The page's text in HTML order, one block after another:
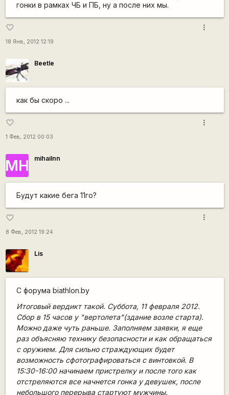
гонки в рамках ЧБ и ПБ, ну а после них мы.
favorite_border
18 Янв, 2012 12:19
more_vert
Beetle
как бы скоро ...
favorite_border
1 Фев, 2012 00:03
more_vert
МН mihailnn
Будут какие бега 11го?
favorite_border
8 Фев, 2012 19:24
more_vert
Lis
C форума biathlon.by
Итоговый вердикт такой. Суббота, 11 февраля 2012.
Сбор в 15 часов у "вертолета"(здание возле старта).
Можно даже чуть раньше. Заполняем заявки, я еще
раз объясняю технику безопасности и как обращаться
с оружием. Для сильно страждующих будет
возможность сфотографироваться с винтовкой. В
15:30-16:00 начинаем пристрелку и после того как
отстреляются все начнется гонка у девушек, после
небольшого перерыва стартуют мужчины.